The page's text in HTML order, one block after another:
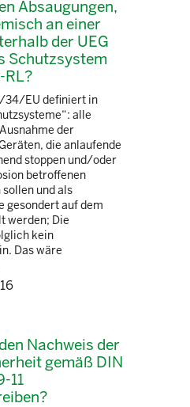
Absaugungen,
an einer
der UEG
Schutzsystem
RL?
34/EU definiert in
alle
der
die anlaufende
stoppen und/oder
betroffenen
und als
gesondert auf dem
werden; Die
kein
Das wäre
Nachweis der
gemäß DIN
11